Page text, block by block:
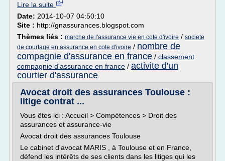
Lire la suite
Date: 2014-10-07 04:50:10
Site : http://gnassurances.blogspot.com
Thèmes liés : marche de l'assurance vie en cote d'ivoire / societe
de courtage en assurance en cote d'ivoire / nombre de
compagnie d'assurance en france / classement
compagnie d'assurance en france / activite d'un
courtier d'assurance
Avocat droit des assurances Toulouse :
litige contrat ...
Vous êtes ici : Accueil > Compétences > Droit des
assurances et assurance-vie
Avocat droit des assurances Toulouse
Le cabinet d'avocat MARIS , à Toulouse et en France,
défend les intérêts de ses clients dans les litiges qui les